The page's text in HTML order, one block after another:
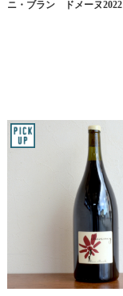
ニ・ブラン ドメーヌ2022